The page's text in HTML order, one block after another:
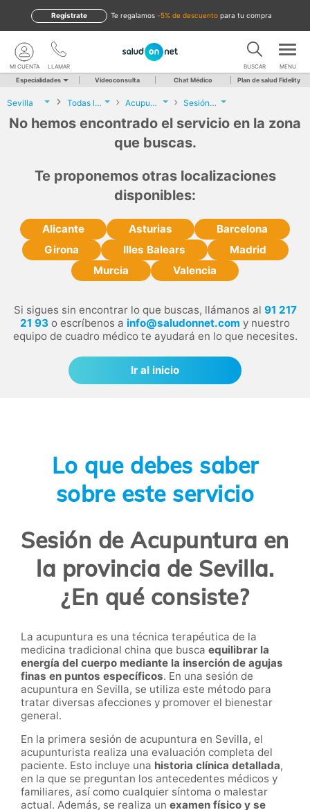
te regalamos -5% de descuento para tu compra
Regístrate
LLAMAR
MI CUENTA BUSCAR MENU
Especialidades Videoconsulta Chat Médico Plan de salud Fidelity
Sevilla Todas las localidades Acupuntura Sesión de Acupuntura
No hemos encontrado el servicio en la zona
que buscas.
Te proponemos otras localizaciones
disponibles:
Alicante Asturias
Barcelona
Girona
Illes Balears
Madrid
Murcia
Valencia
Si sigues sin encontrar lo que buscas, llámanos al 91 217
21 93 o escríbenos a info@saludonnet.com y nuestro
equipo de cuadro médico te ayudará en lo que necesites.
Ir al inicio
Lo que debes saber
sobre este servicio
Sesión de Acupuntura en
la provincia de Sevilla.
¿En qué consiste?
La acupuntura es una técnica terapéutica de la
medicina tradicional china que busca equilibrar la
energía del cuerpo mediante la inserción de agujas
finas en puntos específicos. En una sesión de
acupuntura en Sevilla, se utiliza este método para
tratar diversas afecciones y promover el bienestar
general.
En la primera sesión de acupuntura en Sevilla, el
acupunturista realiza una evaluación completa del
paciente. Esto incluye una historia clínica detallada,
en la que se preguntan los antecedentes médicos y
familiares, así como cualquier síntoma o malestar
actual. Además, se realiza un examen físico y se